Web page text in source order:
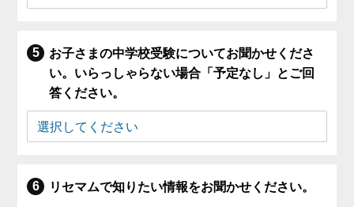
お子さまの中学校受験についてお聞かせくださ
い。いらっしゃらない場合「予定なし」とご回
答ください。
リセマムで知りたい情報をお聞かせください。